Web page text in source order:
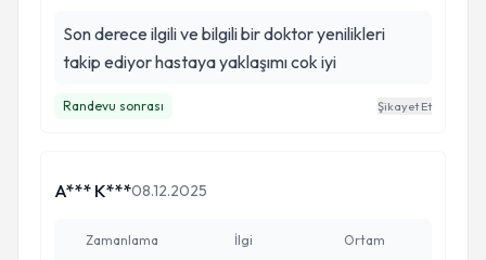
Son derece ilgili ve bilgili bir doktor yenilikleri
takip ediyor hastaya yaklaşımı cok iyi
Randevu sonrası Şikayet Et
A*** K***08.12.2025
Zamanlama İlgi Ortam